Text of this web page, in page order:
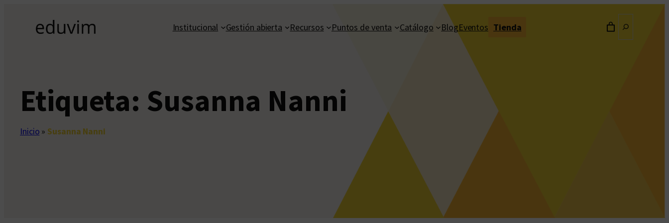
contenido
Institucional Gestión abierta Recursos Puntos de venta Catálogo BlogEventos Tienda
Etiqueta: Susanna Nanni
Inicio » Susanna Nanni